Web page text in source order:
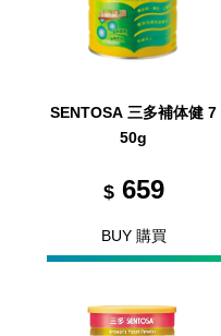
SENTOSA 三多補体健 7
50g
$659
BUY 購買